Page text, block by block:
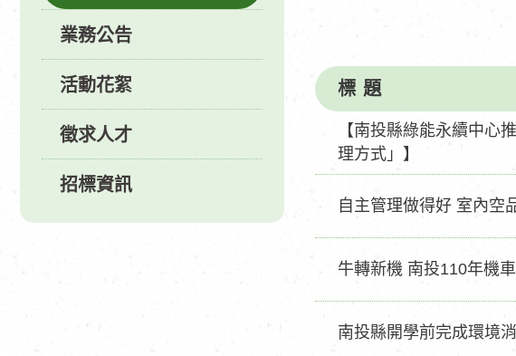
業務公告
活動花絮
徵求人才
招標資訊
標 題
【南投縣綠能永續中心
理方式」】
自主管理做得好 室內空
牛轉新機 南投110年機
南投縣開學前完成環境